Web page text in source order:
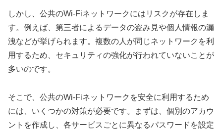
しかし、公共のWi-Fiネットワークにはリスクが存在しま
す。例えば、第三者によるデータの盗み見や個人情報の漏
洩などが挙げられます。複数の人が同じネットワークを利
用するため、セキュリティの強化が行われていないことが
多いのです。
そこで、公共のWi-Fiネットワークを安全に利用するため
には、いくつかの対策が必要です。まずは、個別のアカウ
ントを作成し、各サービスごとに異なるパスワードを設定